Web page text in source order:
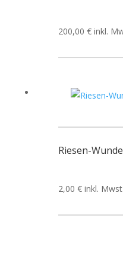
200,00€ inkl.
Riesen-
2,00€ inkl. Mwst.